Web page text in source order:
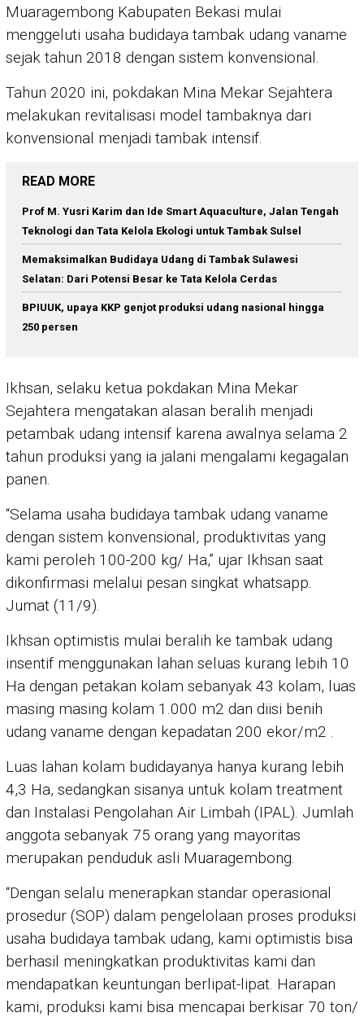
Muaragembong Kabupaten Bekasi mulai
menggeluti usaha budidaya tambak udang vaname
sejak tahun 2018 dengan sistem konvensional.
Tahun 2020 ini, pokdakan Mina Mekar Sejahtera
melakukan revitalisasi model tambaknya dari
konvensional menjadi tambak intensif.
READ MORE
Prof M. Yusri Karim dan Ide Smart Aquaculture, Jalan Tengah
Teknologi dan Tata Kelola Ekologi untuk Tambak Sulsel
Memaksimalkan Budidaya Udang di Tambak Sulawesi
Selatan: Dari Potensi Besar ke Tata Kelola Cerdas
BPIUUK, upaya KKP genjot produksi udang nasional hingga
250 persen
Ikhsan, selaku ketua pokdakan Mina Mekar
Sejahtera mengatakan alasan beralih menjadi
petambak udang intensif karena awalnya selama 2
tahun produksi yang ia jalani mengalami kegagalan
panen.
“Selama usaha budidaya tambak udang vaname
dengan sistem konvensional, produktivitas yang
kami peroleh 100-200 kg/ Ha,” ujar Ikhsan saat
dikonfirmasi melalui pesan singkat whatsapp.
Jumat (11/9).
Ikhsan optimistis mulai beralih ke tambak udang
insentif menggunakan lahan seluas kurang lebih 10
Ha dengan petakan kolam sebanyak 43 kolam, luas
masing masing kolam 1.000 m2 dan diisi benih
udang vaname dengan kepadatan 200 ekor/m2 .
Luas lahan kolam budidayanya hanya kurang lebih
4,3 Ha, sedangkan sisanya untuk kolam treatment
dan Instalasi Pengolahan Air Limbah (IPAL). Jumlah
anggota sebanyak 75 orang yang mayoritas
merupakan penduduk asli Muaragembong.
“Dengan selalu menerapkan standar operasional
prosedur (SOP) dalam pengelolaan proses produksi
usaha budidaya tambak udang, kami optimistis bisa
berhasil meningkatkan produktivitas kami dan
mendapatkan keuntungan berlipat-lipat. Harapan
kami, produksi kami bisa mencapai berkisar 70 ton/